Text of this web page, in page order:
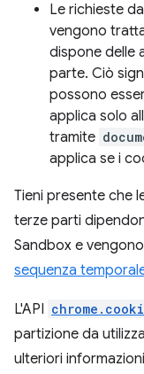
Le richieste
vengono
dispone delle
parte. Ciò
possono
applica solo
tramite
applica se i
Tieni presente che
terze parti
Sandbox e vengono
sequenza
L'API
partizione da
ulteriori